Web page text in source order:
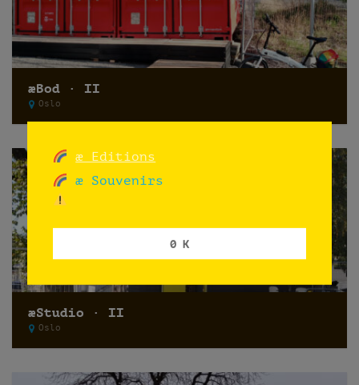
æBod · II
Oslo
æStudio · II
Oslo
æ Editions
æ Souvenirs
0 K